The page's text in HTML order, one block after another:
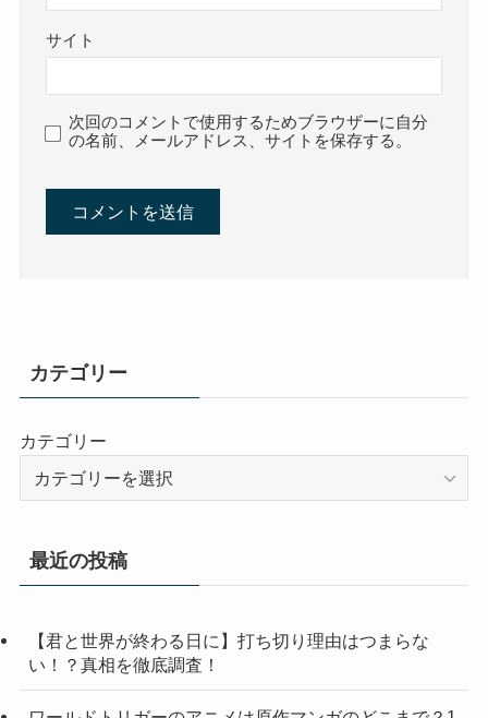
サイト
次回のコメントで使用するためブラウザーに自分
の名前、メールアドレス、サイトを保存する。
カテゴリー
カテゴリー
最近の投稿
【君と世界が終わる日に】打ち切り理由はつまらな
い！？真相を徹底調査！